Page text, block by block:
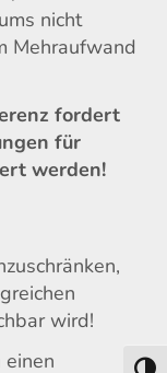
nicht
Mehraufwand
fordert
für
werden!
wird!